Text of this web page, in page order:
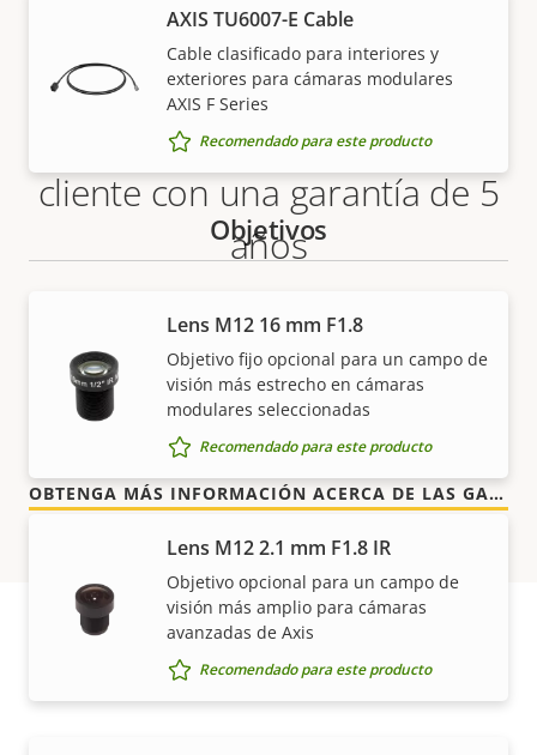
propiedad
Valor de
la
propiedad
Potencia (máxima)
Alimentación (media) -
AXIS TU6007-E Cable
Cable clasificado para interiores y
exteriores para cámaras modulares
AXIS F Series
Recomendado para este producto
Objetivos
Lens M12 16 mm F1.8
Objetivo fijo opcional para un campo de
visión más estrecho en cámaras
modulares seleccionadas
Recomendado para este producto
Lens M12 2.1 mm F1.8 IR
Objetivo opcional para un campo de
visión más amplio para cámaras
avanzadas de Axis
Recomendado para este producto
Más tranquilidad para el
cliente con una garantía de 5
años
clientes años de uso sin preocupaciones y un
control de los costes. Y no hay sorpresas ocultas en
la factura, lo que prometemos es exactamente lo
que recibe.
OBTENGA MÁS INFORMACIÓN ACERCA DE LAS GARANTÍAS DE AXIS
Referencias